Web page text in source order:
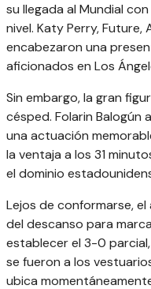
su llegada al Mundial
nivel. Katy Perry, Future,
encabezaron una
aficionados en Los
Sin embargo, la gran
césped. Folarin Balogún
una actuación
la ventaja a los 31
el dominio
Lejos de conformarse,
del descanso para
establecer el 3-0
se fueron a los
ubica